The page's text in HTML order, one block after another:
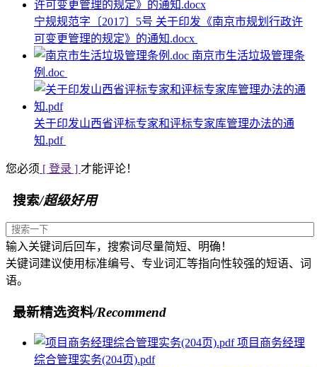
宁规规范字〔2017〕5号 关于印发《南京市规划行政许
可变更管理的规定》的通知.docx
南京市生活垃圾管理条
例.doc
关于印发山西省评标专家和评标专家库管理办法的通
知.pdf
您必须 [ 登录 ] 才能评论！
搜索/超级好用
输入关键词后回车，搜索词尽量简短、明确！
关键词建议使用标准编号、专业词汇等指向性较强的短语、词
语。
最新精选资料/Recommend
项目商务经理
综合管理实务(204页).pdf